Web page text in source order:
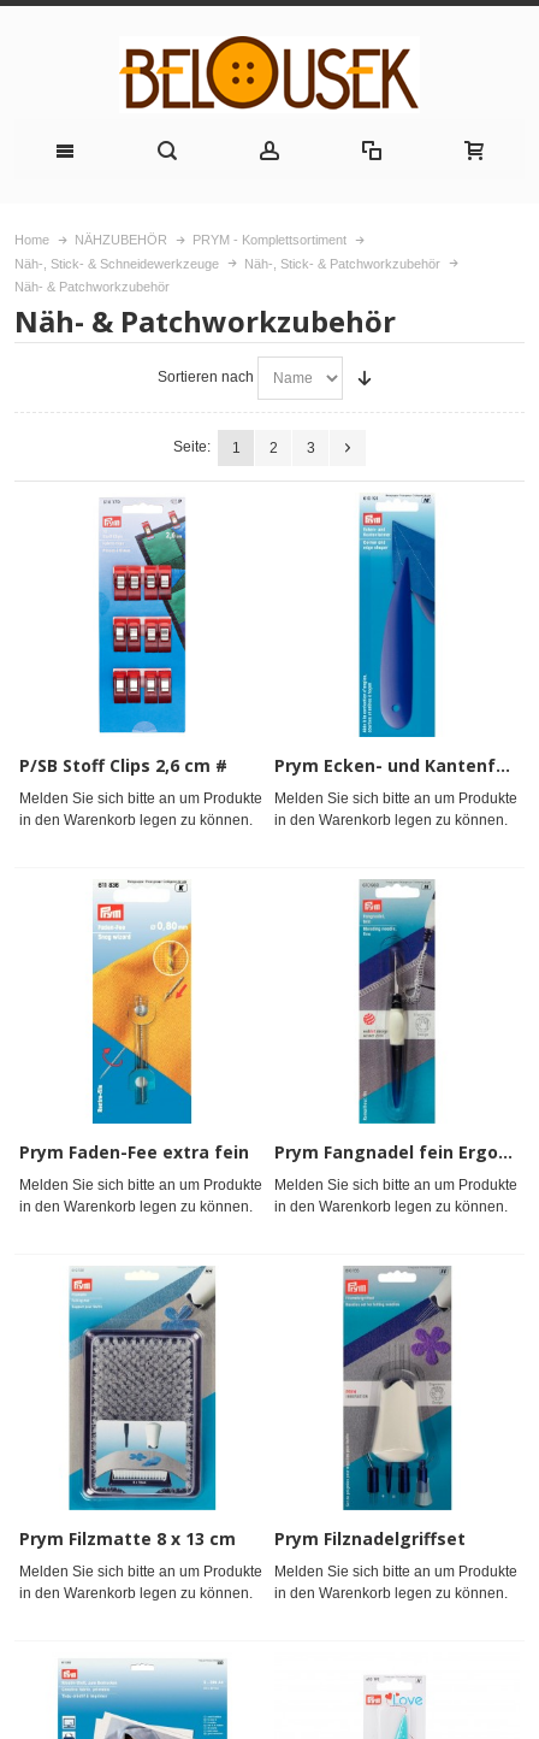
Home NÄHZUBEHÖR
PRYM - Komplettsortiment
Näh-, Stick- & Schneidewerkzeuge
Näh-, Stick- & Patchworkzubehör
Näh- & Patchworkzubehör
Näh- & Patchworkzubehör
Sortieren nach
Seite: 1 2 3
P/SB Stoff Clips 2,6 cm #
Melden Sie sich bitte an um Produkte
in den Warenkorb legen zu können.
Prym Ecken- und Kantenformer
Melden Sie sich bitte an um Produkte
in den Warenkorb legen zu können.
Prym Faden-Fee extra fein
Melden Sie sich bitte an um Produkte
in den Warenkorb legen zu können.
Prym Fangnadel fein Ergonomics
Melden Sie sich bitte an um Produkte
in den Warenkorb legen zu können.
Prym Filzmatte 8 x 13 cm
Melden Sie sich bitte an um Produkte
in den Warenkorb legen zu können.
Prym Filznadelgriffset
Melden Sie sich bitte an um Produkte
in den Warenkorb legen zu können.